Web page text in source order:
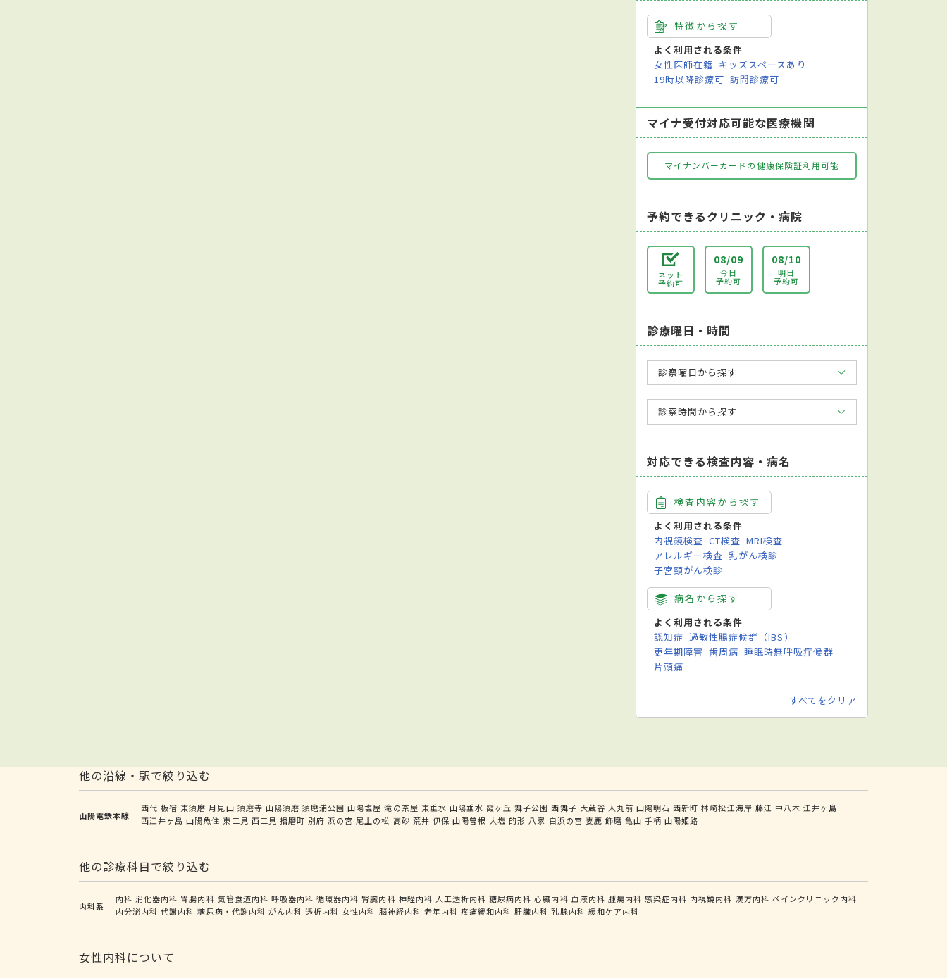
特徴から探す
よく利用される条件
女性医師在籍 キッズスペースあり
19時以降診療可 訪問診療可
マイナ受付対応可能な医療機関
マイナンバーカードの健康保険証利用可能
予約できるクリニック・病院
ネット
予約可
08/09
今日
予約可
08/10
明日
予約可
診療曜日・時間
診察曜日から探す
診察時間から探す
対応できる検査内容・病名
検査内容から探す
よく利用される条件
内視鏡検査 CT検査 MRI検査
アレルギー検査 乳がん検診
子宮頸がん検診
病名から探す
よく利用される条件
認知症 過敏性腸症候群（IBS）
更年期障害 歯周病 睡眠時無呼吸症候群
片頭痛
すべてをクリア
他の沿線・駅で絞り込む
山陽電鉄本線
西代 板宿 東須磨 月見山 須磨寺 山陽須磨 須磨浦公園 山陽塩屋 滝の茶屋 東垂水 山陽垂水 霞ヶ丘 舞子公園 西舞子 大蔵谷 人丸前 山陽明石 西新町 林崎松江海岸 藤江 中八木 江井ヶ島
西江井ヶ島 山陽魚住 東二見 西二見 播磨町 別府 浜の宮 尾上の松 高砂 荒井 伊保 山陽曽根 大塩 的形 八家 白浜の宮 妻鹿 飾磨 亀山 手柄 山陽姫路
他の診療科目で絞り込む
内科系
内科 消化器内科 胃腸内科 気管食道内科 呼吸器内科 循環器内科 腎臓内科 神経内科 人工透析内科 糖尿病内科 心臓内科 血液内科 腫瘍内科 感染症内科 内視鏡内科 漢方内科 ペインクリニック内科
内分泌内科 代謝内科 糖尿病・代謝内科 がん内科 透析内科 女性内科 脳神経内科 老年内科 疼痛緩和内科 肝臓内科 乳腺内科 緩和ケア内科
女性内科について